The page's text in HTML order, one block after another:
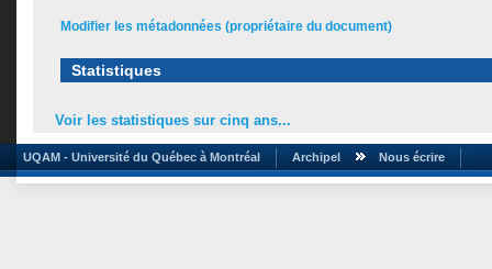
Modifier les métadonnées (propriétaire du document)
Statistiques
Voir les statistiques sur cinq ans...
UQAM - Université du Québec à Montréal Archipel Nous écrire